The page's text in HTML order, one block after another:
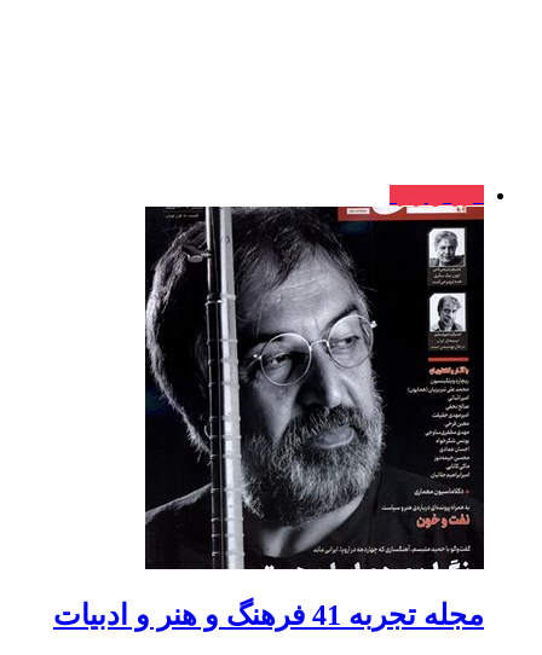
مجله تجربه 41 فرهنگ‌ و هنر و ادبیات